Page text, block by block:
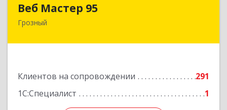
Веб Мастер 95
Грозный
Клиентов на сопровождении
291
1С:Специалист
1
Подробнее